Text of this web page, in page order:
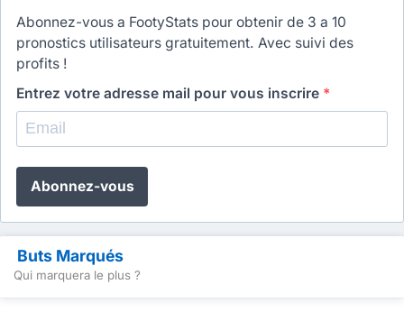
Abonnez-vous a FootyStats pour obtenir de 3 a 10
pronostics utilisateurs gratuitement. Avec suivi des
profits !
Entrez votre adresse mail pour vous inscrire *
Abonnez-vous
Buts Marqués
Qui marquera le plus ?